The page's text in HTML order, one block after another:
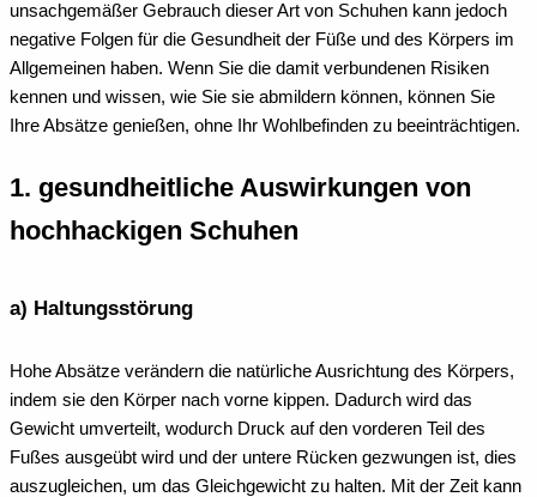
unsachgemäßer Gebrauch dieser Art von Schuhen kann jedoch
negative Folgen für die Gesundheit der Füße und des Körpers im
Allgemeinen haben. Wenn Sie die damit verbundenen Risiken
kennen und wissen, wie Sie sie abmildern können, können Sie
Ihre Absätze genießen, ohne Ihr Wohlbefinden zu beeinträchtigen.
1. gesundheitliche Auswirkungen von
hochhackigen Schuhen
a) Haltungsstörung
Hohe Absätze verändern die natürliche Ausrichtung des Körpers,
indem sie den Körper nach vorne kippen. Dadurch wird das
Gewicht umverteilt, wodurch Druck auf den vorderen Teil des
Fußes ausgeübt wird und der untere Rücken gezwungen ist, dies
auszugleichen, um das Gleichgewicht zu halten. Mit der Zeit kann